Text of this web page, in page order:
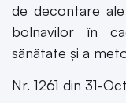
de decontare
bolnavilor în
sănătate și a
Nr. 1261 din 31-